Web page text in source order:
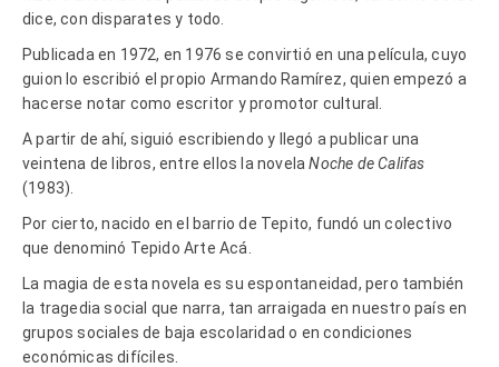
dice, con disparates y todo.
Publicada en 1972, en 1976 se convirtió en una película, cuyo
guion lo escribió el propio Armando Ramírez, quien empezó a
hacerse notar como escritor y promotor cultural.
A partir de ahí, siguió escribiendo y llegó a publicar una
veintena de libros, entre ellos la novelaNoche de Califas
(1983).
Por cierto, nacido en el barrio de Tepito, fundó un colectivo
que denominó Tepido Arte Acá.
La magia de esta novela es su espontaneidad, pero también
la tragedia social que narra, tan arraigada en nuestro país en
grupos sociales de baja escolaridad o en condiciones
económicas difíciles.